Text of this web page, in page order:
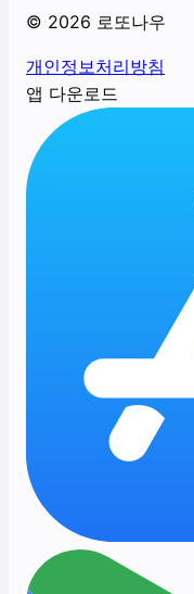
© 2026 로또나우
개인정보처리방침
앱 다운로드